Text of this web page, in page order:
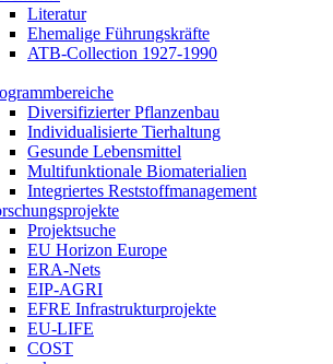
Literatur
Ehemalige Führungskräfte
ATB-Collection 1927-1990
Diversifizierter Pflanzenbau
Individualisierte Tierhaltung
Gesunde Lebensmittel
Multifunktionale Biomaterialien
Integriertes Reststoffmanagement
Projektsuche
EU Horizon Europe
ERA-Nets
EIP-AGRI
EFRE Infrastrukturprojekte
EU-LIFE
COST